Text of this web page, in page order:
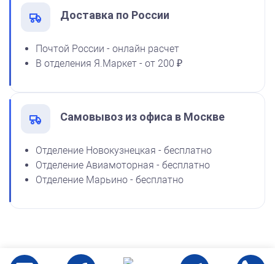
Печать ООО № Р4
Печать ООО № Р167
Доставка по России
Почтой России - онлайн расчет
В отделения Я.Маркет - от 200 ₽
Самовывоз из офиса в Москве
Отделение Новокузнецкая - бесплатно
Отделение Авиамоторная - бесплатно
Отделение Марьино - бесплатно